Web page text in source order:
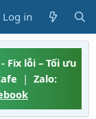
Log in
Fix lỗi – Tối ưu
| Zalo: